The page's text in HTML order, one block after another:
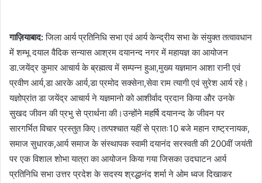
गाज़ियाबाद:जिला आर्य प्रतिनिधि सभा एवं आर्य केन्द्रीय सभा के संयुक्त तत्वावधान
में शम्भू दयाल वैदिक सन्यास आश्रम दयानन्द नगर में महायज्ञ का आयोजन
डा.जयेंद्र कुमार आचार्य के ब्रह्मत्व में सम्पन्न हुआ,मुख्य यज्ञमान आशा रानी एवं
प्रवीण आर्य,डा आरके आर्य,डा प्रमोद सक्सेना,सेवा राम त्यागी एवं सुरेश आर्य रहे।
यज्ञोप्रांत डा जयेंद्र आचार्य ने यज्ञमानो को आशीर्वाद प्रदान किया और उनके
सुखद जीवन की प्रभु से प्रार्थना की।उन्होंने महर्षि दयानन्द के जीवन पर
सारगर्भित विचार प्रस्तुत किए।तत्पश्चात यहीं से प्रातः10 बजे महान राष्ट्रनायक,
समाज सुधारक,आर्य समाज के संस्थापक स्वामी दयानंद सरस्वती की 200वीं जयंती
पर एक विशाल शोभा यात्रा का आयोजन किया गया जिसका उदघाटन आर्य
प्रतिनिधि सभा उत्तर प्रदेश के सदस्य श्रद्धानंद शर्मा ने ओम ध्वज दिखाकर